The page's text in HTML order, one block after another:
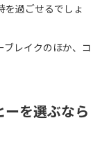
を過ごせるでしょ
レイクのほか、コ
を選ぶなら